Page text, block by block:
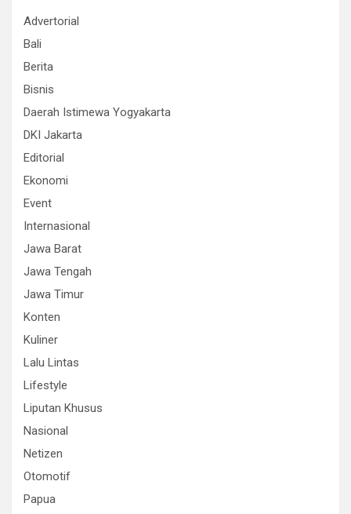
Advertorial
Bali
Berita
Bisnis
Daerah Istimewa Yogyakarta
DKI Jakarta
Editorial
Ekonomi
Event
Internasional
Jawa Barat
Jawa Tengah
Jawa Timur
Konten
Kuliner
Lalu Lintas
Lifestyle
Liputan Khusus
Nasional
Netizen
Otomotif
Papua